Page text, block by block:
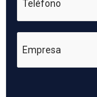
Teléfono
Empresa